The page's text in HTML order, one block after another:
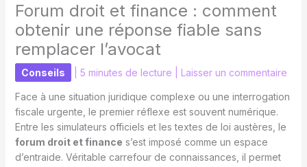
Forum droit et finance : comment
obtenir une réponse fiable sans
remplacer l’avocat
Conseils 5 minutes de lecture Laisser un commentaire
Face à une situation juridique complexe ou une interrogation
fiscale urgente, le premier réflexe est souvent numérique.
Entre les simulateurs officiels et les textes de loi austères, le
forum droit et finance s’est imposé comme un espace
d’entraide. Véritable carrefour de connaissances, il permet